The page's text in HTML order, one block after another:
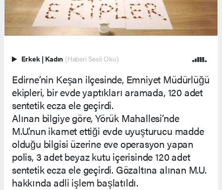
Erkek | Kadın (Haberi Sesli Oku)
Edirne’nin Keşan ilçesinde, Emniyet Müdürlüğü
ekipleri, bir evde yaptıkları aramada, 120 adet
sentetik ecza ele geçirdi.
Alınan bilgiye göre, Yörük Mahallesi’nde
M.U.’nun ikamet ettiği evde uyuşturucu madde
olduğu bilgisi üzerine eve operasyon yapan
polis, 3 adet beyaz kutu içerisinde 120 adet
sentetik ecza ele geçirdi. Gözaltına alınan M.U.
hakkında adli işlem başlatıldı.